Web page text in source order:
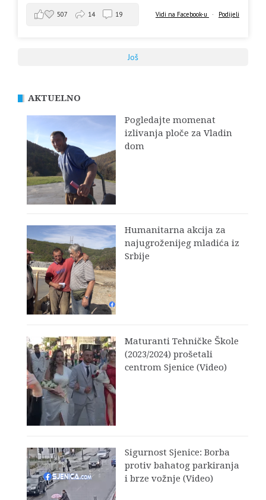
Vidi na Facebook-u · Podijeli
507 14 19
Još
AKTUELNO
Pogledajte momenat
izlivanja ploče za Vladin
dom
Humanitarna akcija za
najugroženijeg mladića iz
Srbije
Maturanti Tehničke Škole
(2023/2024) prošetali
centrom Sjenice (Video)
Sigurnost Sjenice: Borba
protiv bahatog parkiranja
i brze vožnje (Video)